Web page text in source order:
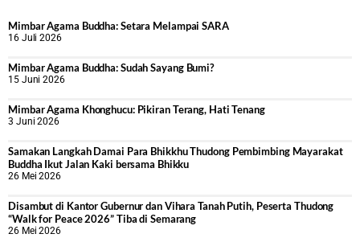
Mimbar Agama Buddha: Setara Melampai SARA
16 Juli 2026
Mimbar Agama Buddha: Sudah Sayang Bumi?
15 Juni 2026
Mimbar Agama Khonghucu: Pikiran Terang, Hati Tenang
3 Juni 2026
Samakan Langkah Damai Para Bhikkhu Thudong Pembimbing Mayarakat
Buddha Ikut Jalan Kaki bersama Bhikku
26 Mei 2026
Disambut di Kantor Gubernur dan Vihara Tanah Putih, Peserta Thudong
“Walk for Peace 2026” Tiba di Semarang
26 Mei 2026